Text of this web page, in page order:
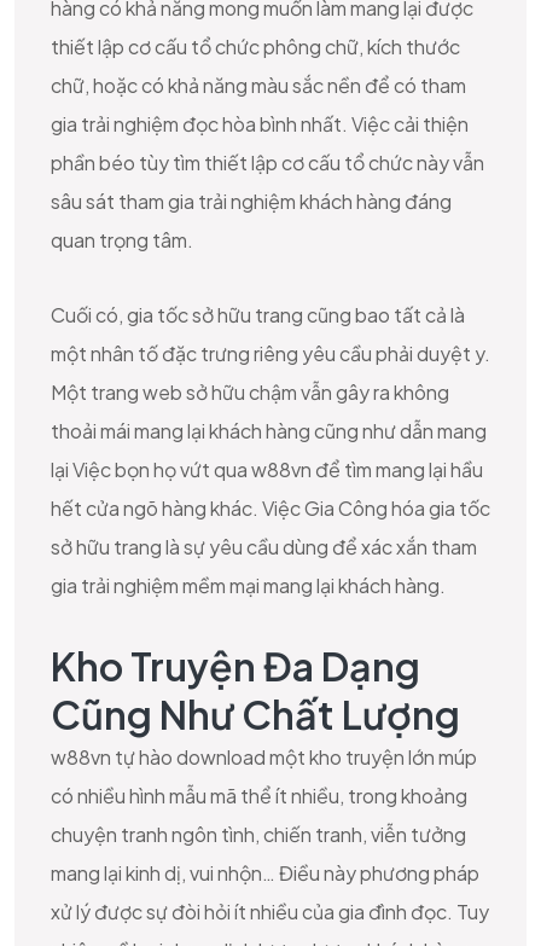
hàng có khả năng mong muốn làm mang lại được
thiết lập cơ cấu tổ chức phông chữ, kích thước
chữ, hoặc có khả năng màu sắc nền để có tham
gia trải nghiệm đọc hòa bình nhất. Việc cải thiện
phần béo tùy tìm thiết lập cơ cấu tổ chức này vẫn
sâu sát tham gia trải nghiệm khách hàng đáng
quan trọng tâm.
Cuối có, gia tốc sở hữu trang cũng bao tất cả là
một nhân tố đặc trưng riêng yêu cầu phải duyệt y.
Một trang web sở hữu chậm vẫn gây ra không
thoải mái mang lại khách hàng cũng như dẫn mang
lại Việc bọn họ vứt qua w88vn để tìm mang lại hầu
hết cửa ngõ hàng khác. Việc Gia Công hóa gia tốc
sở hữu trang là sự yêu cầu dùng để xác xắn tham
gia trải nghiệm mềm mại mang lại khách hàng.
Kho Truyện Đa Dạng
Cũng Như Chất Lượng
w88vn tự hào download một kho truyện lớn múp
có nhiều hình mẫu mã thể ít nhiều, trong khoảng
chuyện tranh ngôn tình, chiến tranh, viễn tưởng
mang lại kinh dị, vui nhộn… Điều này phương pháp
xử lý được sự đòi hỏi ít nhiều của gia đình đọc. Tuy